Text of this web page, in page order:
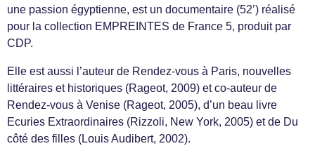
une passion égyptienne, est un documentaire (52’) réalisé
pour la collection EMPREINTES de France 5, produit par
CDP.
Elle est aussi l’auteur de Rendez-vous à Paris, nouvelles
littéraires et historiques (Rageot, 2009) et co-auteur de
Rendez-vous à Venise (Rageot, 2005), d’un beau livre
Ecuries Extraordinaires (Rizzoli, New York, 2005) et de Du
côté des filles (Louis Audibert, 2002).